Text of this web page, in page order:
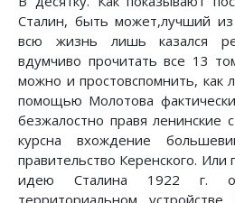
Сталин, быть может,лучший из
всю жизнь лишь казался
вдумчиво прочитать все 13
можно и простовспомнить, как
помощью Молотова
безжалостно правя ленинские
курсна вхождение
правительство Керенского.
идею Сталина 1922 г. об